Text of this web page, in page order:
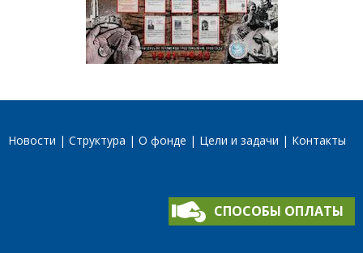
Новости Структура О фонде Цели и задачи Контакты
СПОСОБЫ ОПЛАТЫ